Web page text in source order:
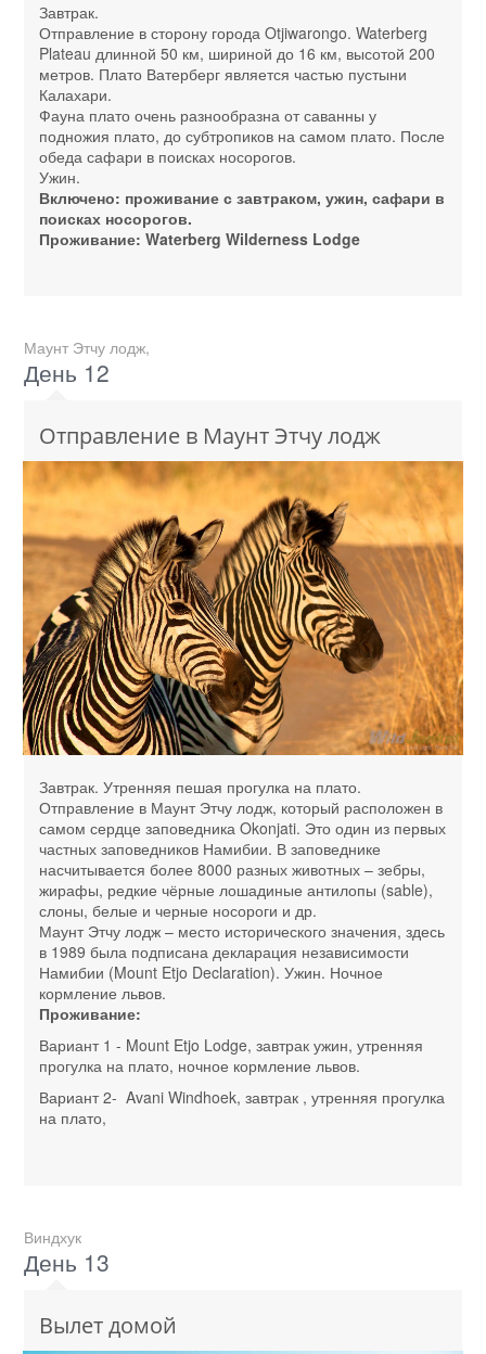
Завтрак.
Отправление в сторону города Otjiwarongo. Waterberg
Plateau длинной 50 км, шириной до 16 км, высотой 200
метров. Плато Ватерберг является частью пустыни
Калахари.
Фауна плато очень разнообразна от саванны у
подножия плато, до субтропиков на самом плато. После
обеда сафари в поисках носорогов.
Ужин.
Включено: проживание с завтраком, ужин, сафари в
поисках носорогов.
Проживание: Waterberg Wilderness Lodge
Маунт Этчу лодж,
День 12
Отправление в Маунт Этчу лодж
Завтрак. Утренняя пешая прогулка на плато.
Отправление в Маунт Этчу лодж, который расположен в
самом сердце заповедника Okonjati. Это один из первых
частных заповедников Намибии. В заповеднике
насчитывается более 8000 разных животных – зебры,
жирафы, редкие чёрные лошадиные антилопы (sable),
слоны, белые и черные носороги и др.
Маунт Этчу лодж – место исторического значения, здесь
в 1989 была подписана декларация независимости
Намибии (Mount Etjo Declaration). Ужин. Ночное
кормление львов.
Проживание:
Вариант 1 - Mount Etjo Lodge, завтрак ужин, утренняя
прогулка на плато, ночное кормление львов.
Вариант 2- Avani Windhoek, завтрак , утренняя прогулка
на плато,
Виндхук
День 13
Вылет домой